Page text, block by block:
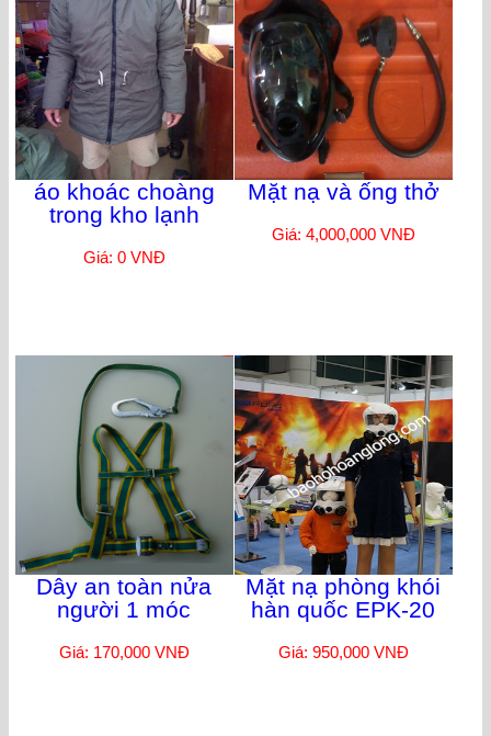
áo khoác choàng
trong kho lạnh
Giá: 0 VNĐ
Mặt nạ và ống thở
Giá: 4,000,000 VNĐ
Dây an toàn nửa
người 1 móc
Giá: 170,000 VNĐ
Mặt nạ phòng khói
hàn quốc EPK-20
Giá: 950,000 VNĐ